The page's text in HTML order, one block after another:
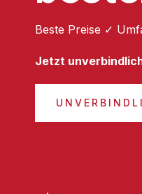
Beste Preise ✓
Jetzt